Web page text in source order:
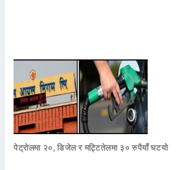
पेट्रोलमा २०, डिजेल र मट्टितेलमा ३० रुपैयाँ घटयो